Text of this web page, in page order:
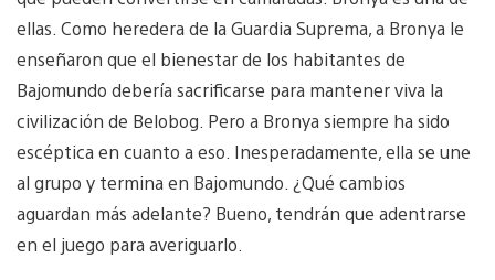
ellas. Como heredera de la Guardia Suprema, a Bronya le
enseñaron que el bienestar de los habitantes de
Bajomundo debería sacrificarse para mantener viva la
civilización de Belobog. Pero a Bronya siempre ha sido
escéptica en cuanto a eso. Inesperadamente, ella se une
al grupo y termina en Bajomundo. ¿Qué cambios
aguardan más adelante? Bueno, tendrán que adentrarse
en el juego para averiguarlo.